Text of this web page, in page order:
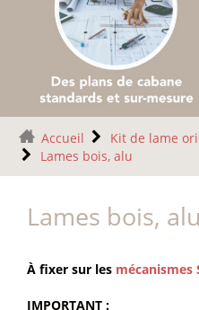
Accueil
Kit de lame
Lames bois, alu
Lames bois, alu
À fixer sur les mécanismes
IMPORTANT :